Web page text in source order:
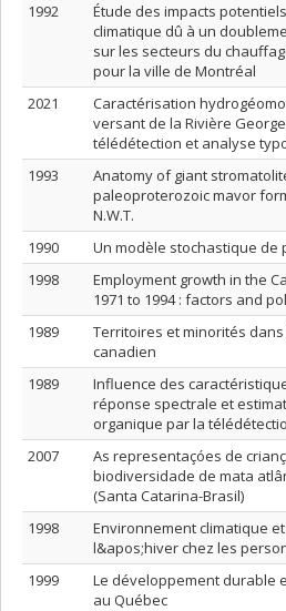
1992
Étude des impacts
climatique dû à un
sur les secteurs du
pour la ville de Montréal
2021
Caractérisation
versant de la Rivière
télédétection et analyse
1993
Anatomy of giant
paleoproterozoic mavor
N.W.T.
1990
Un modèle stochastique de
1998
Employment growth in the
1971 to 1994 : factors and
1989
Territoires et minorités
canadien
1989
Influence des
réponse spectrale et
organique par la
2007
As representaçóes de
biodiversidade de mata
(Santa Catarina-Brasil)
1998
Environnement climatique
l&apos;hiver chez les
1999
Le développement durable
au Québec